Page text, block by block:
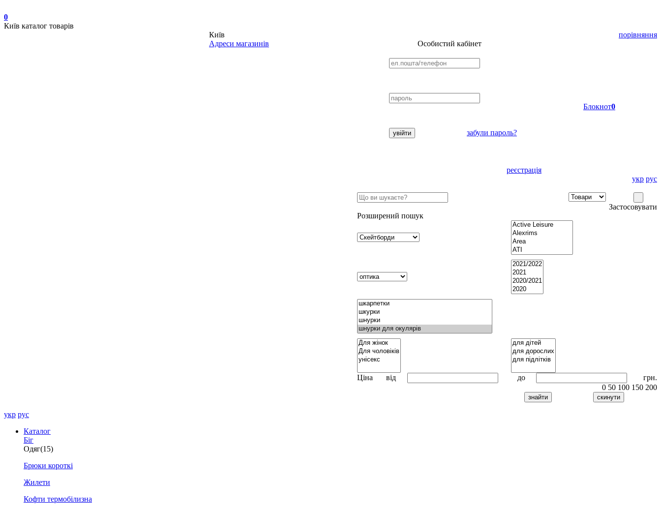
0
Київ каталог товарів
Київ
Адреси магазинів
порівняння
Особистий кабінет
забули пароль?
реєстрація
Блокнот0
укр рус
Застосовувати
Розширений пошук
Ціна від до
грн.
0 50 100 150 200
укр рус
Каталог
Біг
Одяг(15)
Брюки короткі
Жилети
Кофти термобілизна